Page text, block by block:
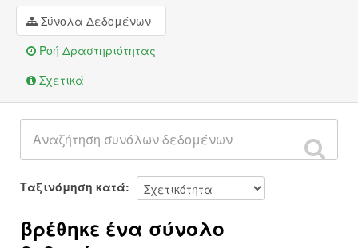
Ομάδες
Σχετικά
Σύνολα Δεδομένων
Ροή Δραστηριότητας
Σχετικά
Ταξινόμηση κατά
βρέθηκε ένα σύνολο